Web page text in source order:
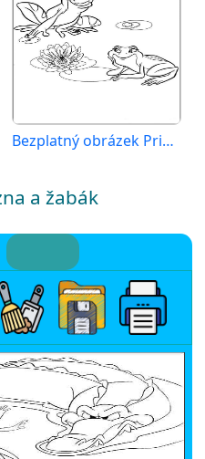
Bezplatný obrázek Princezna a žabák
a žabák